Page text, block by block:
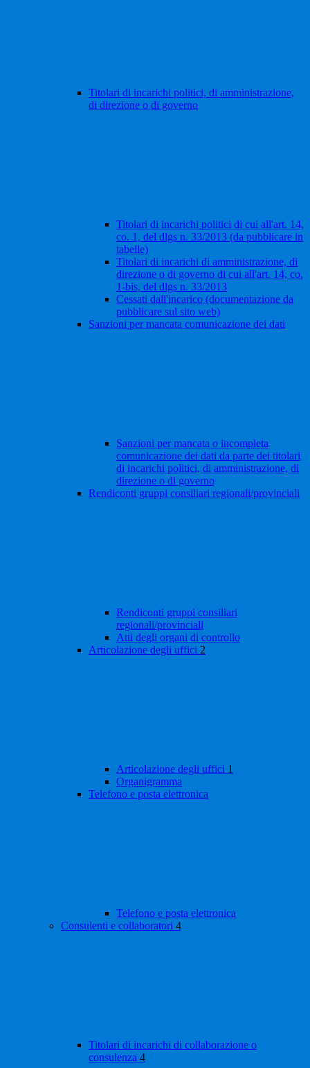
Titolari di incarichi politici, di amministrazione,
di direzione o di governo
Titolari di incarichi politici di cui all'art. 14,
co. 1, del dlgs n. 33/2013 (da pubblicare in
tabelle)
Titolari di incarichi di amministrazione, di
direzione o di governo di cui all'art. 14, co.
1-bis, del dlgs n. 33/2013
Cessati dall'incarico (documentazione da
pubblicare sul sito web)
Sanzioni per mancata comunicazione dei dati
Sanzioni per mancata o incompleta
comunicazione dei dati da parte dei titolari
di incarichi politici, di amministrazione, di
direzione o di governo
Rendiconti gruppi consiliari regionali/provinciali
Rendiconti gruppi consiliari
regionali/provinciali
Atti degli organi di controllo
Articolazione degli uffici 2
Articolazione degli uffici 1
Organigramma
Telefono e posta elettronica
Telefono e posta elettronica
Consulenti e collaboratori 4
Titolari di incarichi di collaborazione o
consulenza 4